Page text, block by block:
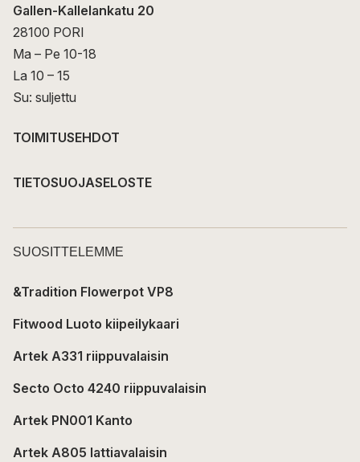
Gallen-Kallelankatu 20
28100 PORI
Ma – Pe 10-18
La 10 – 15
Su: suljettu
TOIMITUSEHDOT
TIETOSUOJASELOSTE
SUOSITTELEMME
&Tradition Flowerpot VP8
Fitwood Luoto kiipeilykaari
Artek A331 riippuvalaisin
Secto Octo 4240 riippuvalaisin
Artek PN001 Kanto
Artek A805 lattiavalaisin